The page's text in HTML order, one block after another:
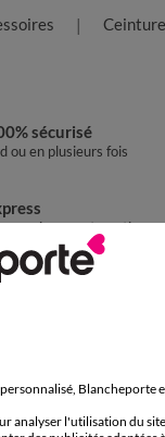
Ceinture
sécurisé
ou en plusieurs fois
consignes automatiques
du lundi au samedi
Blancheporte
analyser l'utilisation du